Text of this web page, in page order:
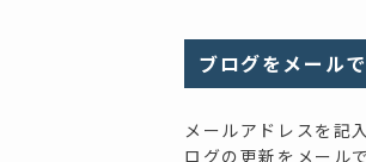
ブログをメール
メールアドレスを記
ログの更新をメール